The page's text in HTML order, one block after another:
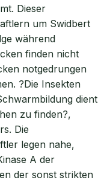
Dieser
um Swidbert
während
finden nicht
notgedrungen
?Die Insekten
dient
zu finden?,
Die
legen nahe,
A der
der sonst strikten